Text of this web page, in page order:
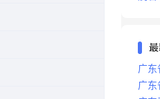
最
广东
广东